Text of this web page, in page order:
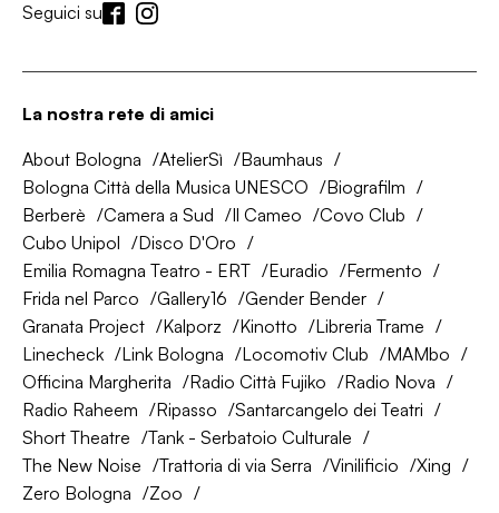
Seguici su
La nostra rete di amici
About Bologna AtelierSì
Baumhaus
Bologna Città della Musica UNESCO
Biografilm
Berberè
Camera a Sud Il Cameo
Covo Club
Cubo Unipol
Disco D'Oro
Emilia Romagna Teatro - ERT
Euradio
Fermento
Frida nel Parco
Gallery16
Gender Bender
Granata Project
Kalporz Kinotto
Libreria Trame
Linecheck
Link Bologna Locomotiv Club
MAMbo
Officina Margherita
Radio Città Fujiko
Radio Nova
Radio Raheem
Ripasso
Santarcangelo dei Teatri
Short Theatre
Tank - Serbatoio Culturale
The New Noise
Trattoria di via Serra Vinilificio
Xing
Zero Bologna
Zoo